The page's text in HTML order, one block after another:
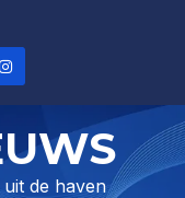
de haven